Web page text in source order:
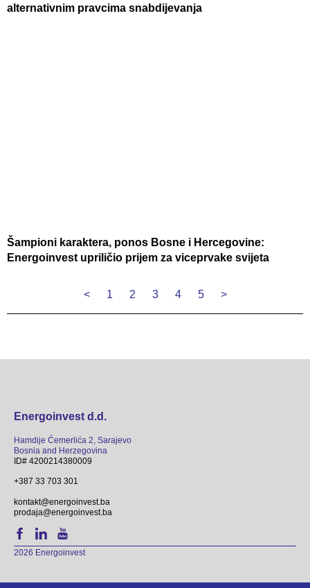
alternativnim pravcima snabdijevanja
Šampioni karaktera, ponos Bosne i Hercegovine:
Energoinvest upriličio prijem za viceprvake svijeta
< 1 2 3 4 5 >
Energoinvest d.d.
Hamdije Ćemerlića 2, Sarajevo
Bosnia and Herzegovina
ID# 4200214380009
+387 33 703 301
kontakt@energoinvest.ba
prodaja@energoinvest.ba
2026 Energoinvest